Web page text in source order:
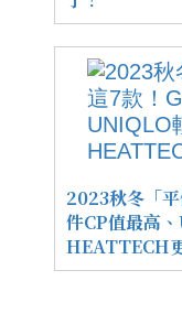
2023秋冬「
件CP值最高
HEATTECH